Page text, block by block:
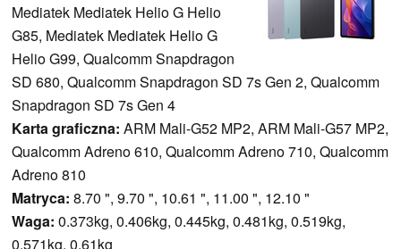
Mediatek Mediatek Helio G Helio
G85, Mediatek Mediatek Helio G
Helio G99, Qualcomm Snapdragon
SD 680, Qualcomm Snapdragon SD 7s Gen 2, Qualcomm
Snapdragon SD 7s Gen 4
Karta graficzna: ARM Mali-G52 MP2, ARM Mali-G57 MP2,
Qualcomm Adreno 610, Qualcomm Adreno 710, Qualcomm
Adreno 810
Matryca: 8.70 ", 9.70 ", 10.61 ", 11.00 ", 12.10 "
Waga: 0.373kg, 0.406kg, 0.445kg, 0.481kg, 0.519kg,
0.571kg, 0.61kg